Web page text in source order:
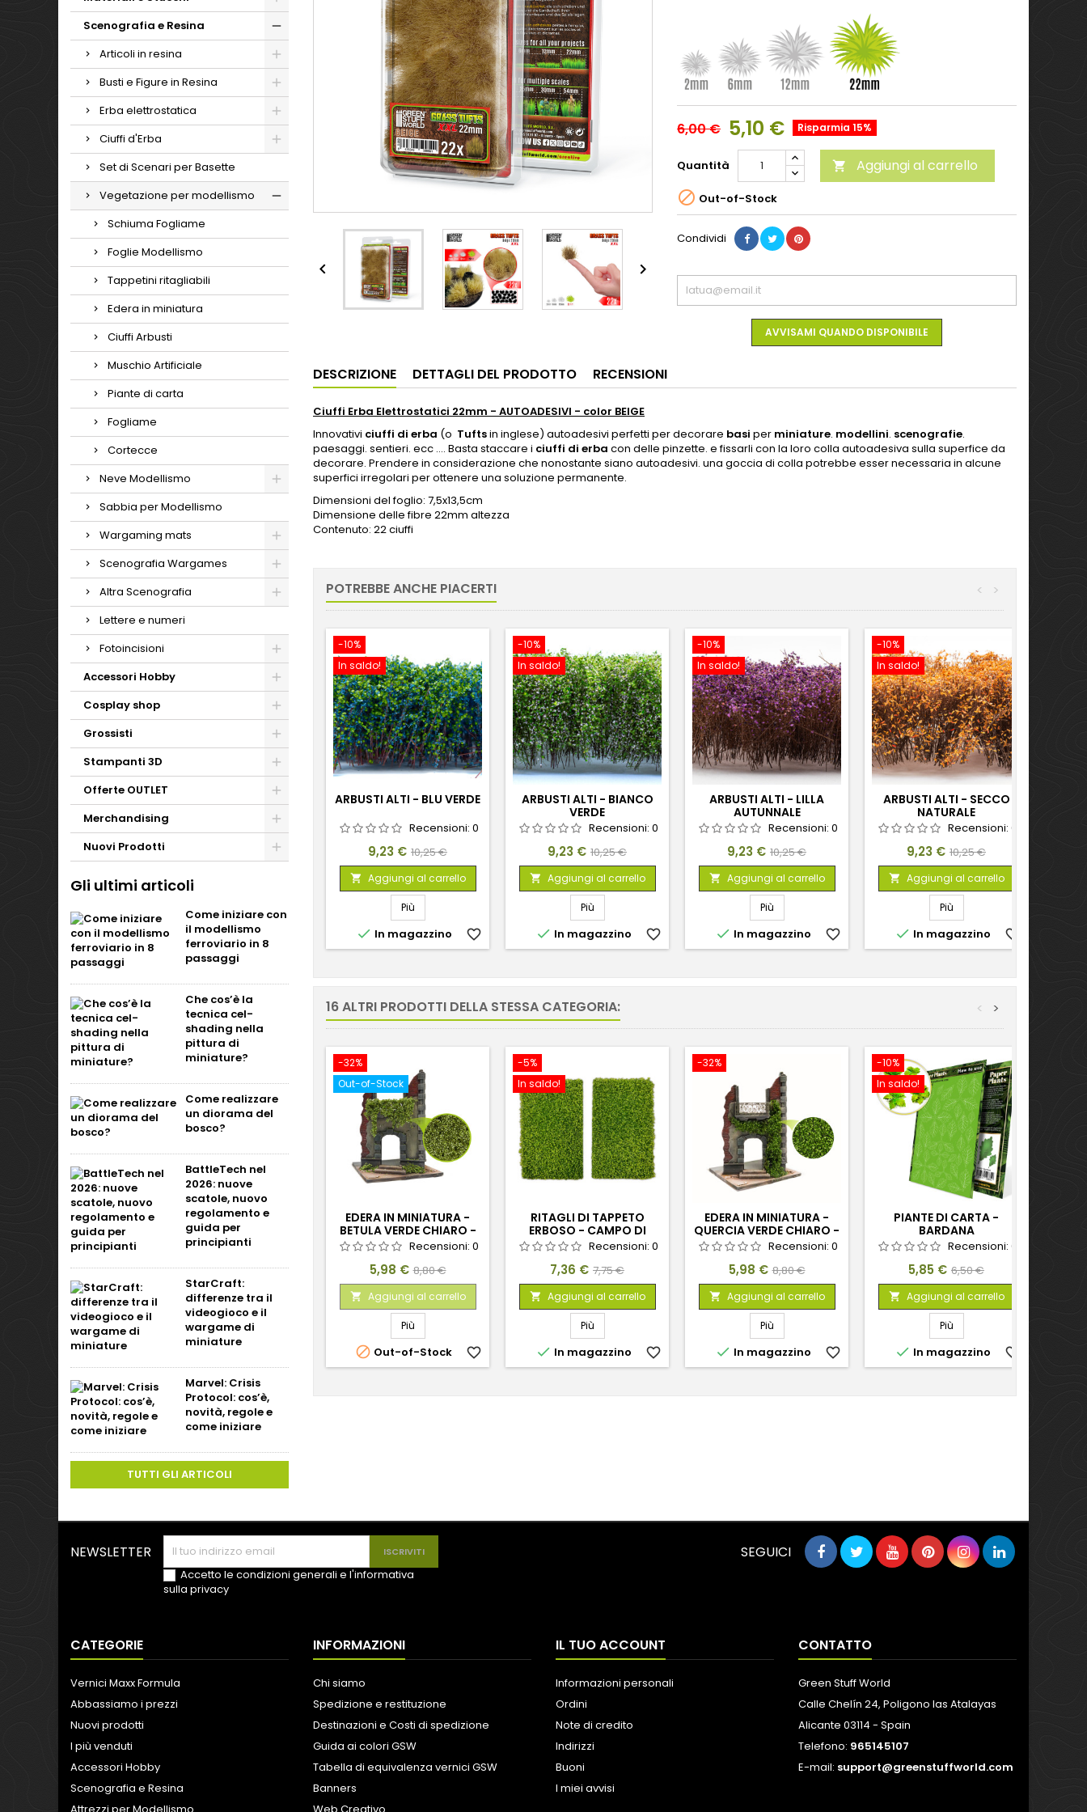
Scenografia e Resina
Articoli in resina
Busti e Figure in Resina
Erba elettrostatica
Ciuffi d'Erba
Set di Scenari per Basette
Vegetazione per modellismo
Schiuma Fogliame
Foglie Modellismo
Tappetini ritagliabili
Edera in miniatura
Ciuffi Arbusti
Muschio Artificiale
Piante di carta
Fogliame
Cortecce
Neve Modellismo
Sabbia per Modellismo
Wargaming mats
Scenografia Wargames
Altra Scenografia
Lettere e numeri
Fotoincisioni
Accessori Hobby
Cosplay shop
Grossisti
Stampanti 3D
Offerte OUTLET
Merchandising
Nuovi Prodotti
Gli ultimi articoli
Come iniziare con
il modellismo
ferroviario in 8
passaggi
Che cos’è la
tecnica cel-
shading nella
pittura di
miniature?
Come realizzare
un diorama del
bosco?
BattleTech nel
2026: nuove
scatole, nuovo
regolamento e
guida per
principianti
StarCraft:
differenze tra il
videogioco e il
wargame di
miniature
Marvel: Crisis
Protocol: cos’è,
novità, regole e
come iniziare
TUTTI GLI ARTICOLI
 
6,00 € 5,10 € Risparmia 15%
Quantità  Aggiungi al carrello
 Out-of-Stock
Condividi
AVVISAMI QUANDO DISPONIBILE
DESCRIZIONE DETTAGLI DEL PRODOTTO RECENSIONI
Ciuffi Erba Elettrostatici 22mm - AUTOADESIVI - color BEIGE
Innovativi ciuffi di erba (o Tuftsin inglese) autoadesivi perfetti per decorare basi per miniature. modellini. scenografie.
paesaggi. sentieri. ecc .... Basta staccare i ciuffi di erba con delle pinzette. e fissarli con la loro colla autoadesiva sulla superfice da
decorare. Prendere in considerazione che nonostante siano autoadesivi. una goccia di colla potrebbe esser necessaria in alcune
superfici irregolari per ottenere una soluzione permanente.
Dimensioni del foglio: 7,5x13,5cm
Dimensione delle fibre 22mm altezza
Contenuto: 22 ciuffi
POTREBBE ANCHE PIACERTI >
<
-10%
In saldo!
ARBUSTI ALTI - BLU VERDE
Recensioni: 0
Prezzo
9,23 € Prezzo
base
10,25 €
 Aggiungi al carrello
Più
 In magazzino favorite_border
-10%
In saldo!
ARBUSTI ALTI - BIANCO
VERDE
Recensioni: 0
Prezzo
9,23 € Prezzo
base
10,25 €
 Aggiungi al carrello
Più
 In magazzino favorite_border
-10%
In saldo!
ARBUSTI ALTI - LILLA
AUTUNNALE
Recensioni: 0
Prezzo
9,23 € Prezzo
base
10,25 €
 Aggiungi al carrello
Più
 In magazzino favorite_border
-10%
In saldo!
ARBUSTI ALTI - SECCO
NATURALE
Recensioni: 0
Prezzo
9,23 € Prezzo
base
10,25 €
 Aggiungi al carrello
Più
 In magazzino favorite_border
16 ALTRI PRODOTTI DELLA STESSA CATEGORIA: >
<
-32%
Out-of-Stock
EDERA IN MINIATURA -
BETULA VERDE CHIARO -
PICCOLORecensioni: 0
Prezzo
5,98 € Prezzo
base
8,80 €
 Aggiungi al carrello
Più
 Out-of-Stock favorite_border
-5%
In saldo!
RITAGLI DI TAPPETO
ERBOSO - CAMPO DI
FLORI GIALLI
Recensioni: 0
Prezzo
7,36 € Prezzo
base
7,75 €
 Aggiungi al carrello
Più
 In magazzino favorite_border
-32%
EDERA IN MINIATURA -
QUERCIA VERDE CHIARO -
PICCOLERecensioni: 0
Prezzo
5,98 € Prezzo
base
8,80 €
 Aggiungi al carrello
Più
 In magazzino favorite_border
-10%
In saldo!
PIANTE DI CARTA -
BARDANA
Recensioni: 0
Prezzo
5,85 € Prezzo
base
6,50 €
 Aggiungi al carrello
Più
 In magazzino favorite_border
NEWSLETTER
Accetto le condizioni generali e l'informativa
sulla privacy
SEGUICI
CATEGORIE
Vernici Maxx Formula
Abbassiamo i prezzi
Nuovi prodotti
I più venduti
Accessori Hobby
Scenografia e Resina
INFORMAZIONI
Chi siamo
Spedizione e restituzione
Destinazioni e Costi di spedizione
Guida ai colori GSW
Tabella di equivalenza vernici GSW
Banners
IL TUO ACCOUNT
Informazioni personali
Ordini
Note di credito
Indirizzi
Buoni
I miei avvisi
CONTATTO
Green Stuff World
Calle Chelín 24, Poligono las Atalayas
Alicante 03114 - Spain
Telefono: 965145107
E-mail: support@greenstuffworld.com